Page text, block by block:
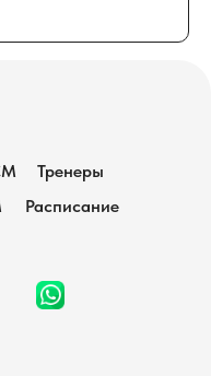
Тренеры
Расписание